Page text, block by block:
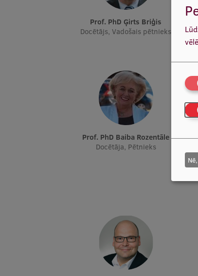
Prof. PhD Ģirts Briģis
Docētājs, Vadošais pētnieks
Prof. PhD Baiba Rozentāle
Docētāja, Pētnieks